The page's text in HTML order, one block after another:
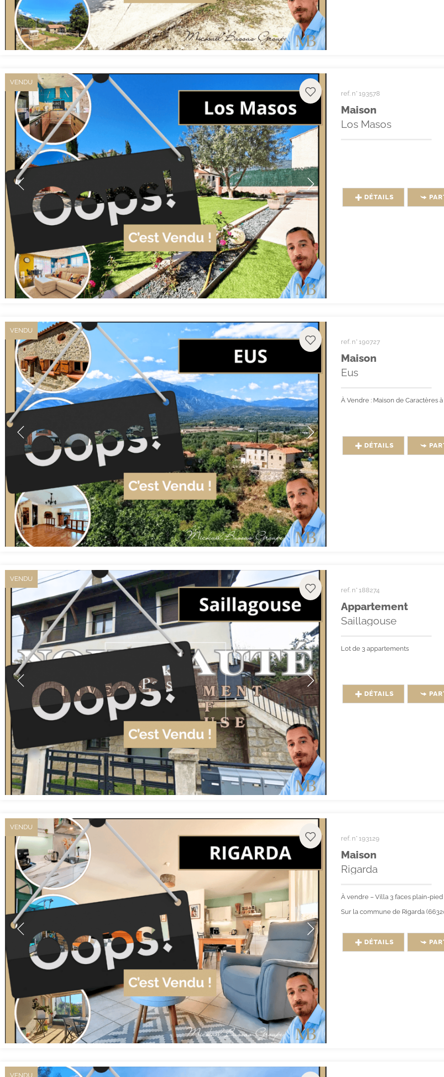
VENDU
ref. n° 193578
Maison
Los Masos
DÉTAILS
VENDU
ref. n° 190727
Maison
Eus
DÉTAILS
VENDU
ref. n° 188274
Appartement
Saillagouse
Lot de 3 appartements
DÉTAILS
VENDU
ref. n° 193129
Maison
Rigarda
À vendre – Villa 3 faces plain-
Sur la commune de Rigarda
DÉTAILS
VENDU